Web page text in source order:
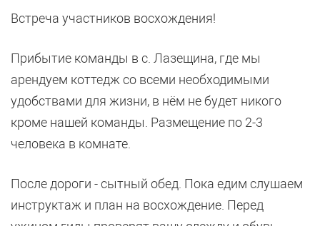
Встреча участников восхождения!
Прибытие команды в с. Лазещина, где мы
арендуем коттедж со всеми необходимыми
удобствами для жизни, в нём не будет никого
кроме нашей команды. Размещение по 2-3
человека в комнате.
После дороги - сытный обед. Пока едим слушаем
инструктаж и план на восхождение. Перед